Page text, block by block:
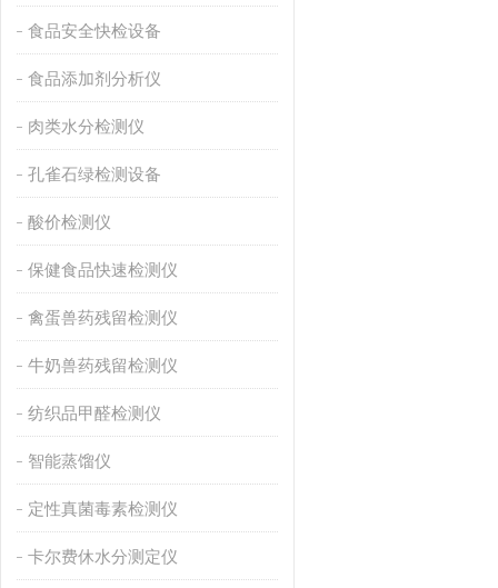
食品安全快检设备
食品添加剂分析仪
肉类水分检测仪
孔雀石绿检测设备
酸价检测仪
保健食品快速检测仪
禽蛋兽药残留检测仪
牛奶兽药残留检测仪
纺织品甲醛检测仪
智能蒸馏仪
定性真菌毒素检测仪
卡尔费休水分测定仪